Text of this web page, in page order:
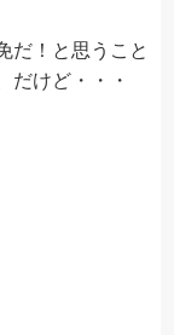
だ！と思うこと
だけど・・・